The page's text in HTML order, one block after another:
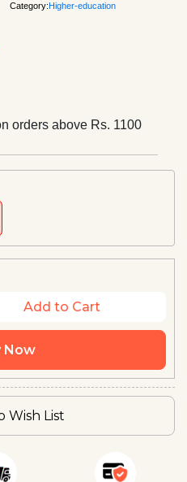
Category:Higher-education
orders above Rs. 1100
Add to Cart
Now
Wish List